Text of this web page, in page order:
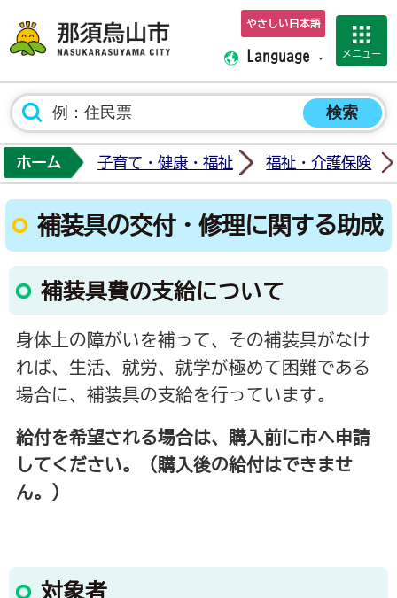
那須烏山市ホーム
やさしい日本語
Language メニュー
ホーム 子育て・健康・福祉 福祉・介護保険
補装具の交付・修理に関する助成
補装具費の支給について
身体上の障がいを補って、その補装具がなけ
れば、生活、就労、就学が極めて困難である
場合に、補装具の支給を行っています。
給付を希望される場合は、購入前に市へ申請
してください。（購入後の給付はできませ
ん。）
対象者